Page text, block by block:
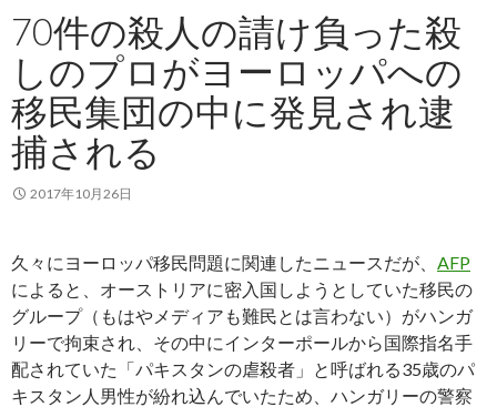
70件の殺人の請け負った殺
しのプロがヨーロッパへの
移民集団の中に発見され逮
捕される
2017年10月26日
久々にヨーロッパ移民問題に関連したニュースだが、 AFP
によると、オーストリアに密入国しようとしていた移民の
グループ（もはやメディアも難民とは言わない）がハンガ
リーで拘束され、その中にインターポールから国際指名手
配されていた「パキスタンの虐殺者」と呼ばれる35歳のパ
キスタン人男性が紛れ込んでいたため、ハンガリーの警察